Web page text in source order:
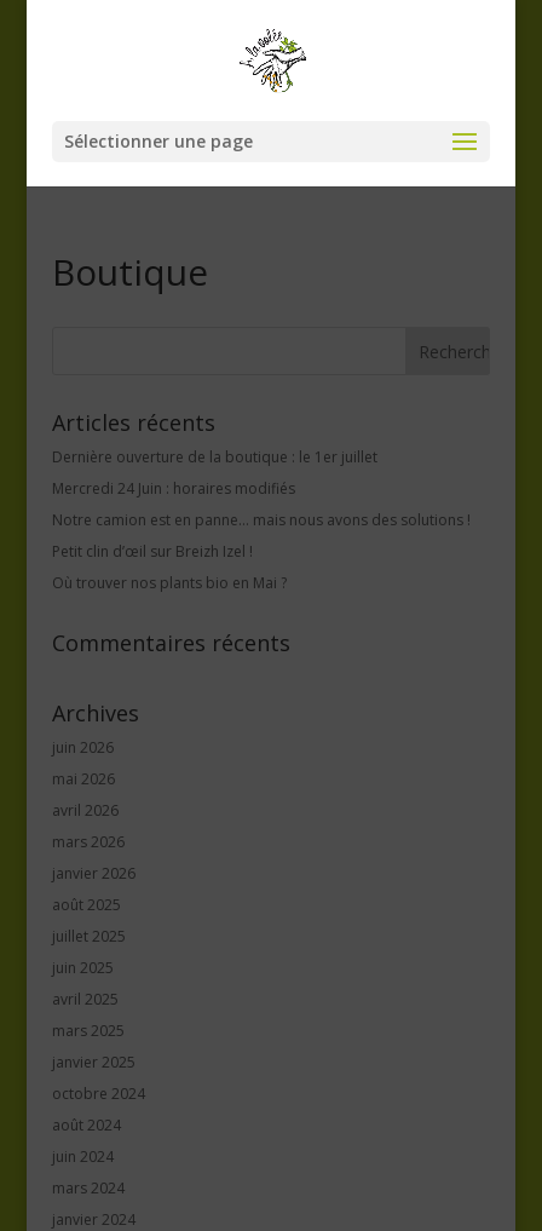
Sélectionner une page
Boutique
Articles récents
Dernière ouverture de la boutique : le 1er juillet
Mercredi 24 Juin : horaires modifiés
Notre camion est en panne… mais nous avons des solutions !
Petit clin d’œil sur Breizh Izel !
Où trouver nos plants bio en Mai ?
Commentaires récents
Archives
juin 2026
mai 2026
avril 2026
mars 2026
janvier 2026
août 2025
juillet 2025
juin 2025
avril 2025
mars 2025
janvier 2025
octobre 2024
août 2024
juin 2024
mars 2024
janvier 2024